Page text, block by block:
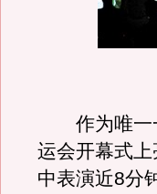
作为唯一一
运会开幕式
中表演近8分